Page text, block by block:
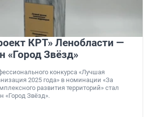
КРТ» Ленобласти —
«Город Звёзд»
конкурса «Лучшая
2025 года» в номинации «За
развития территорий» стал
«Город Звёзд».